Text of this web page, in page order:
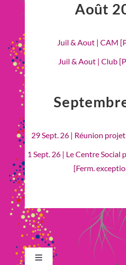
Août
Juil & Aout | CAM
Juil & Aout | Club
29 Sept. 26 | Réunion
1 Sept. 26 | Le Centre Social
[Ferm.
Toggle